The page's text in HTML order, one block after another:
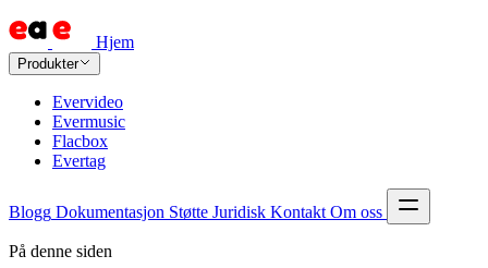
Hjem
Produkter
Evervideo
Evermusic
Flacbox
Evertag
Blogg Dokumentasjon Støtte Juridisk Kontakt Om oss
På denne siden